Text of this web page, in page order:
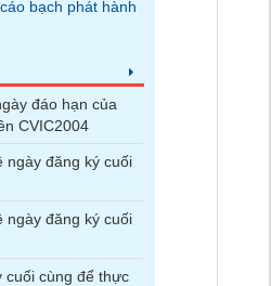
bạch phát hành
đáo hạn của
CVIC2004
ngày đăng ký cuối
ngày đăng ký cuối
cuối cùng để thực